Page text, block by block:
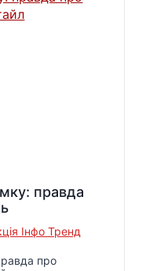
правда
Інфо Тренд
про